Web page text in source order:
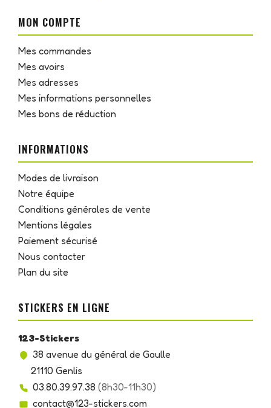
MON COMPTE
Mes commandes
Mes avoirs
Mes adresses
Mes informations personnelles
Mes bons de réduction
INFORMATIONS
Modes de livraison
Notre équipe
Conditions générales de vente
Mentions légales
Paiement sécurisé
Nous contacter
Plan du site
STICKERS EN LIGNE
123-Stickers
38 avenue du général de Gaulle
21110 Genlis
03.80.39.97.38 (8h30-11h30)
contact@123-stickers.com